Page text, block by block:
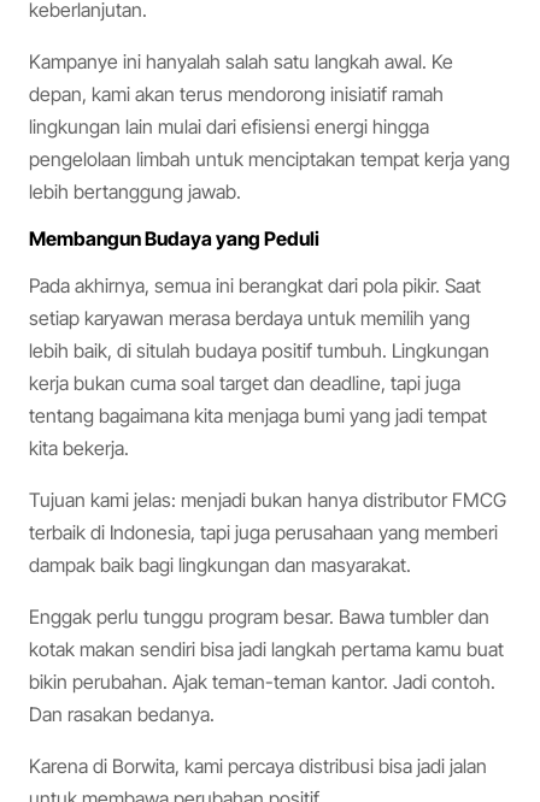
keberlanjutan.
Kampanye ini hanyalah salah satu langkah awal. Ke
depan, kami akan terus mendorong inisiatif ramah
lingkungan lain mulai dari efisiensi energi hingga
pengelolaan limbah untuk menciptakan tempat kerja yang
lebih bertanggung jawab.
Membangun Budaya yang Peduli
Pada akhirnya, semua ini berangkat dari pola pikir. Saat
setiap karyawan merasa berdaya untuk memilih yang
lebih baik, di situlah budaya positif tumbuh. Lingkungan
kerja bukan cuma soal target dan deadline, tapi juga
tentang bagaimana kita menjaga bumi yang jadi tempat
kita bekerja.
Tujuan kami jelas: menjadi bukan hanya distributor FMCG
terbaik di Indonesia, tapi juga perusahaan yang memberi
dampak baik bagi lingkungan dan masyarakat.
Enggak perlu tunggu program besar. Bawa tumbler dan
kotak makan sendiri bisa jadi langkah pertama kamu buat
bikin perubahan. Ajak teman-teman kantor. Jadi contoh.
Dan rasakan bedanya.
Karena di Borwita, kami percaya distribusi bisa jadi jalan